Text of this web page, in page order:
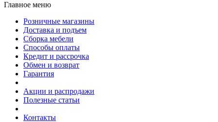
Главное меню
Розничные магазины
Доставка и подъем
Сборка мебели
Способы оплаты
Кредит и рассрочка
Обмен и возврат
Гарантия
Акции и распродажи
Полезные статьи
Контакты